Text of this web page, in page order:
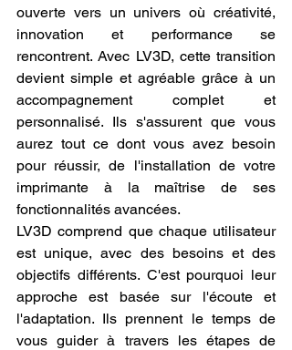
ouverte vers un univers où créativité,
innovation et performance se
rencontrent. Avec LV3D, cette transition
devient simple et agréable grâce à un
accompagnement complet et
personnalisé. Ils s'assurent que vous
aurez tout ce dont vous avez besoin
pour réussir, de l'installation de votre
imprimante à la maîtrise de ses
fonctionnalités avancées.
LV3D comprend que chaque utilisateur
est unique, avec des besoins et des
objectifs différents. C'est pourquoi leur
approche est basée sur l'écoute et
l'adaptation. Ils prennent le temps de
vous guider à travers les étapes de